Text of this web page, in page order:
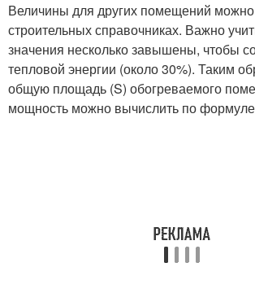
Величины для других помещений
строительных справочниках. Важно
значения несколько завышены, чтобы
тепловой энергии (около 30%). Таким
общую площадь (S) обогреваемого
мощность можно вычислить по